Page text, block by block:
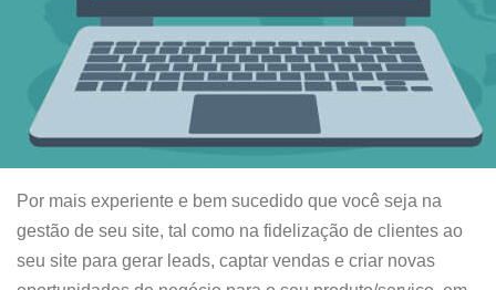
Por mais experiente e bem sucedido que você seja na
gestão de seu site, tal como na fidelização de clientes ao
seu site para gerar leads, captar vendas e criar novas